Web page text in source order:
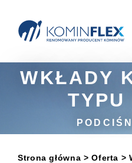
Main
WKŁADY
TYPU
Strona główna > Oferta >